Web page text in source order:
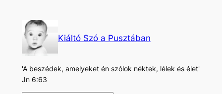
Kiáltó Szó a Pusztában
'A beszédek, amelyeket én szólok néktek, lélek és élet'
Jn 6:63